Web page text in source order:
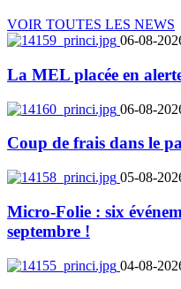
VOIR TOUTES LES NEWS
06-08-
La MEL placée en
06-08-
Coup de frais dans le
05-08-
Micro-Folie : six
septembre !
04-08-